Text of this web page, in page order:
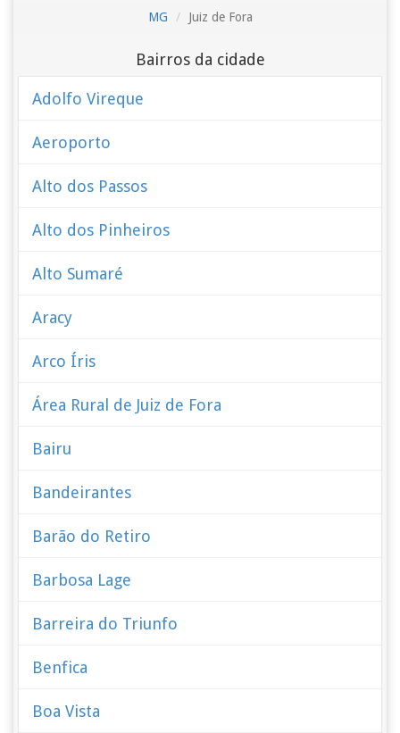
MG Juiz de Fora
Bairros da cidade
Adolfo Vireque
Aeroporto
Alto dos Passos
Alto dos Pinheiros
Alto Sumaré
Aracy
Arco Íris
Área Rural de Juiz de Fora
Bairu
Bandeirantes
Barão do Retiro
Barbosa Lage
Barreira do Triunfo
Benfica
Boa Vista